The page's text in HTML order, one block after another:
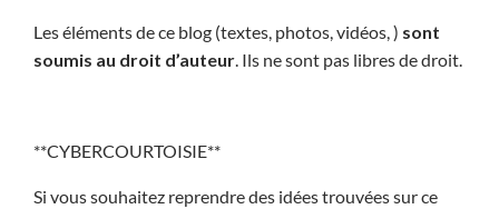
Les éléments de ce blog (textes, photos, vidéos, ) sont
soumis au droit d’auteur. Ils ne sont pas libres de droit.
**CYBERCOURTOISIE**
Si vous souhaitez reprendre des idées trouvées sur ce